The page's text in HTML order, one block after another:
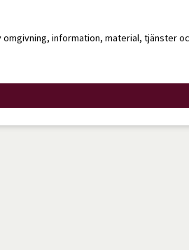
information, material, tjänster